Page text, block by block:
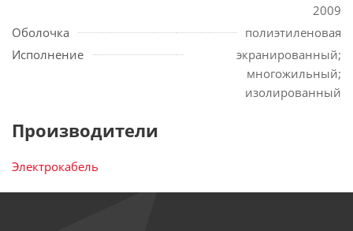
2009
Оболочка
полиэтиленовая
Исполнение
экранированный;
многожильный;
изолированный
Производители
Электрокабель